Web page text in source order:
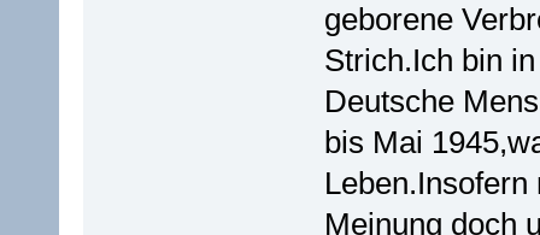
geborene
Strich.Ich bin
Deutsche
bis Mai
Meinung doch